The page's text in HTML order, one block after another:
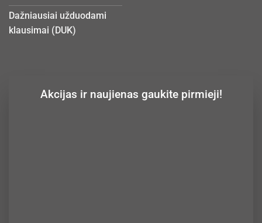
Dažniausiai užduodami
klausimai (DUK)
Akcijas ir naujienas gaukite pirmieji!